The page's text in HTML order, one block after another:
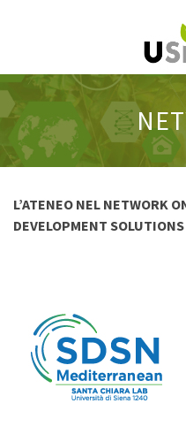
L’ATENEO NEL NETWORK
DEVELOPMENT